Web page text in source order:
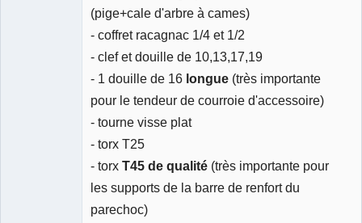
(pige+cale d'arbre à cames)
- coffret racagnac 1/4 et 1/2
- clef et douille de 10,13,17,19
- 1 douille de 16 longue (très importante
pour le tendeur de courroie d'accessoire)
- tourne visse plat
- torx T25
- torx T45 de qualité (très importante pour
les supports de la barre de renfort du
parechoc)